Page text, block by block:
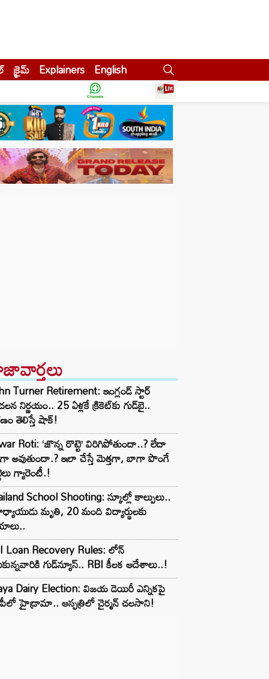
క్రైమ్ Explainers English
Turner Retirement: ఇంగ్లండ్ స్టార్
నిర్ణయం.. 25 ఏళ్లకే క్రికెట్‌కు గుడ్‌బై..
తెలిస్తే షాక్!
Roti: ‘జొన్న రొట్టె’ విరిగిపోతుందా..? లేదా
అవుతుందా.? ఇలా చేస్తే మెత్తగా, బాగా పొంగే
గ్యారెంటీ.!
School Shooting: స్కూల్లో కాల్పులు..
మృతి, 20 మంది విద్యార్థులకు
Loan Recovery Rules: లోన్
గుడ్‌న్యూస్.. RBI కీలక ఆదేశాలు..!
Dairy Election: విజయ డెయిరీ ఎన్నికపై
హైడ్రామా.. ఆస్పత్రిలో చైర్మన్ చలసాని!